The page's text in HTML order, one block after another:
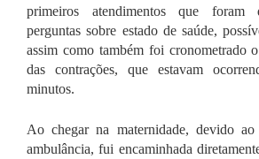
primeiros atendimentos que foram
perguntas sobre estado de saúde,
assim como também foi cronometrado
das contrações, que estavam
minutos.
Ao chegar na maternidade, devido
ambulância, fui encaminhada